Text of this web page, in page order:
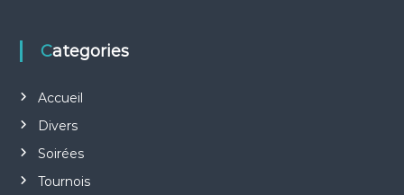
g
a
t
i
Categories
Accueil
Divers
Soirées
Tournois